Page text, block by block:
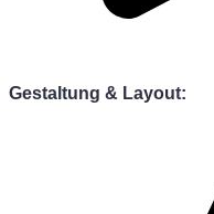
Gestaltung & Layout: